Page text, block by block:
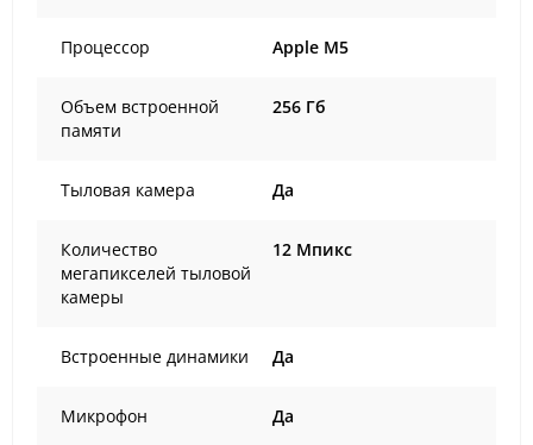
Процессор Apple M5
Объем встроенной
памяти
256 Гб
Тыловая камера Да
Количество
мегапикселей тыловой
камеры
12 Мпикс
Встроенные динамики Да
Микрофон Да